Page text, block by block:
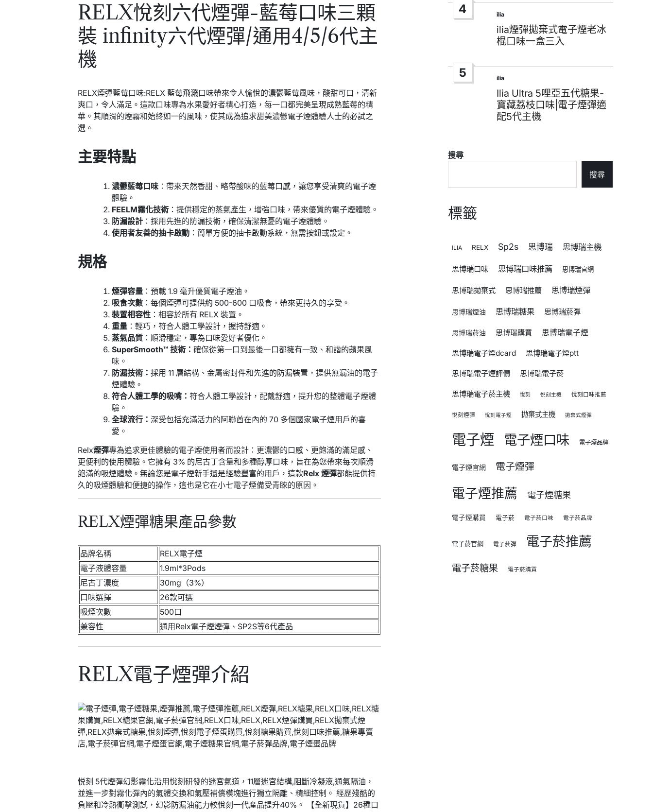
RELX悅刻六代煙彈-藍莓口味三顆
裝 infinity六代煙彈/通用4/5/6代主
機
RELX煙彈藍莓口味:RELX 藍莓飛濺口味帶來令人愉悅的濃鬱藍莓風味，酸甜可口，清新
爽口，令人滿足。這款口味專為水果愛好者精心打造，每一口都完美呈現成熟藍莓的精
華。其順滑的煙霧和始終如一的風味，使其成為追求甜美濃鬱電子煙體驗人士的必試之
選。
主要特點
濃鬱藍莓口味 ：帶來天然香甜、略帶酸味的藍莓口感，讓您享受清爽的電子煙
體驗。
FEELM霧化技術 ：提供穩定的蒸氣產生，增強口味，帶來優質的電子煙體驗。
防漏設計 ：採用先進的防漏技術，確保清潔無憂的電子煙體驗。
使用者友善的抽卡啟動 ：簡單方便的抽卡啟動系統，無需按鈕或設定。
規格
煙彈容量 ：預載 1.9 毫升優質電子煙油。
吸食次數 ：每個煙彈可提供約 500-600 口吸食，帶來更持久的享受。
裝置相容性 ：相容於所有 RELX 裝置。
重量 ：輕巧，符合人體工學設計，握持舒適。
蒸氣品質 ：順滑穩定，專為口味愛好者優化。
SuperSmooth™ 技術：確保從第一口到最後一口都擁有一致、和諧的蘋果風
味。
防漏技術：採用 11 層結構、金屬密封件和先進的防漏裝置，提供無漏油的電子
煙體驗。
符合人體工學的吸嘴：符合人體工學設計，配戴舒適，提升您的整體電子煙體
驗。
全球流行：深受包括充滿活力的阿聯酋在內的 70 多個國家電子煙用戶的喜
愛。
Relx煙彈專為追求更佳體驗的電子煙使用者而設計：更濃鬱的口感、更飽滿的滿足感、
更便利的使用體驗。它擁有 3% 的尼古丁含量和多種醇厚口味，旨在為您帶來每次順滑
飽滿的吸煙體驗。無論您是電子煙新手還是經驗豐富的用戶，這款Relx 煙彈都能提供持
久的吸煙體驗和便捷的操作，這也是它在小七電子煙備受青睞的原因。
RELX煙彈糖果產品參數
品牌名稱
RELX電子煙
電子液體容量
1.9ml*3Pods
尼古丁濃度
30mg（3%）
口味選擇
26款可選
吸煙次數
500口
兼容性
通用Relx電子煙煙彈、SP2S等6代產品
RELX電子煙彈介紹
悦刻 5代煙彈幻影霧化沿用悅刻研發的迷宮氣道，11層迷宮結構,阻斷冷凝液,通氣隔油，
並進一步對霧化彈內的氣體交換和氣壓補償模塊進行獨立隔離、精細控制。 經歷殘酷的
負壓和冷熱衝擊測試，幻影防漏油能力較悅刻一代產品提升40%。 【全新現貨】26種口
4
Posted
in
ilia
ilia煙彈拋棄式電子煙老冰
棍口味一盒三入
5
Posted
in
ilia
Ilia Ultra 5哩亞五代糖果-
寶藏荔枝口味|電子煙彈適
配5代主機
搜尋
搜尋
標籤
ILIA RELX Sp2s 思博瑞 思博瑞主機
思博瑞口味 思博瑞口味推薦 思博瑞官網
思博瑞拋棄式 思博瑞推薦 思博瑞煙彈
思博瑞煙油 思博瑞糖果 思博瑞菸彈
思博瑞菸油 思博瑞購買 思博瑞電子煙
思博瑞電子煙dcard 思博瑞電子煙ptt
思博瑞電子煙評價 思博瑞電子菸
思博瑞電子菸主機 悅刻 悅刻主機 悅刻口味推薦
悅刻煙彈 悅刻電子煙 拋棄式主機 拋棄式煙彈
電子煙 電子煙口味 電子煙品牌
電子煙官網 電子煙彈
電子煙推薦 電子煙糖果
電子煙購買 電子菸 電子菸口味 電子菸品牌
電子菸官網 電子菸彈 電子菸推薦
電子菸糖果 電子菸購買